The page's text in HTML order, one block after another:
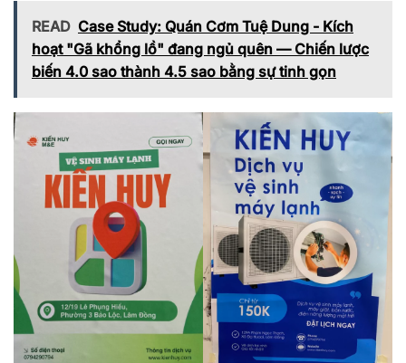
READ Case Study: Quán Cơm Tuệ Dung - Kích
hoạt "Gã khổng lồ" đang ngủ quên — Chiến lược
biến 4.0 sao thành 4.5 sao bằng sự tinh gọn